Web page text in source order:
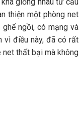
thiện một phòng net
ngồi, có mạng và
vì điều này, đã có rất
net thất bại mà không